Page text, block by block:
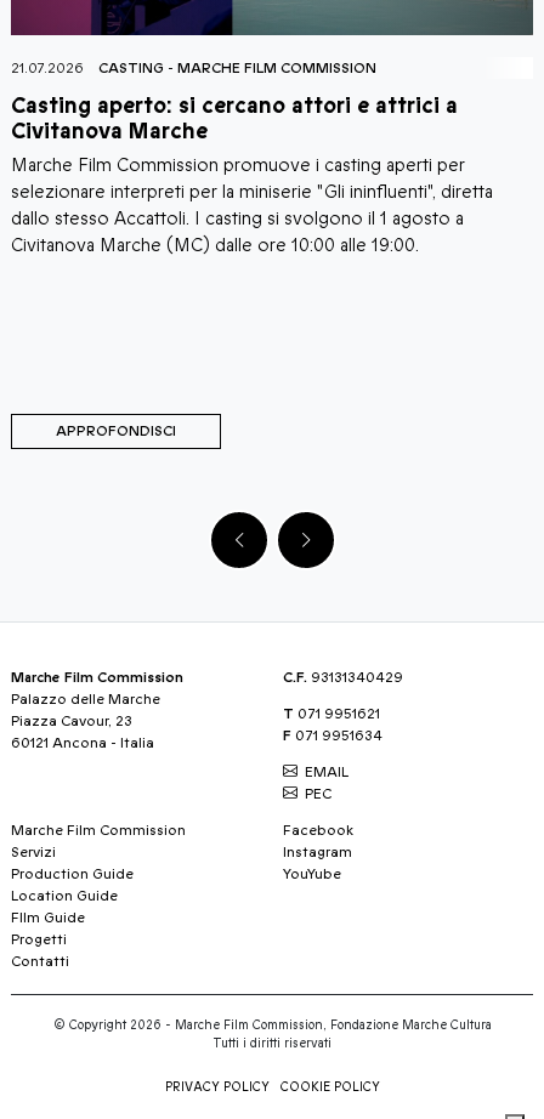
21.07.2026 CASTING - MARCHE FILM COMMISSION
Casting aperto: si cercano attori e attrici a
Civitanova Marche
Marche Film Commission promuove i casting aperti per
selezionare interpreti per la miniserie "Gli ininfluenti", diretta
dallo stesso Accattoli. I casting si svolgono il 1 agosto a
Civitanova Marche (MC) dalle ore 10:00 alle 19:00.
APPROFONDISCI
Marche Film Commission
Palazzo delle Marche
Piazza Cavour, 23
60121 Ancona - Italia
C.F. 93131340429
T 071 9951621
F 071 9951634
EMAIL
PEC
Marche Film Commission
Servizi
Production Guide
Location Guide
FIlm Guide
Progetti
Contatti
Facebook
Instagram
YouYube
© Copyright 2026 - Marche Film Commission, Fondazione Marche Cultura
Tutti i diritti riservati
PRIVACY POLICY COOKIE POLICY